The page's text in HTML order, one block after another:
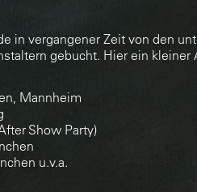
in vergangener Zeit von den
gebucht. Hier ein kleiner
Mannheim
Show Party)
u.v.a.